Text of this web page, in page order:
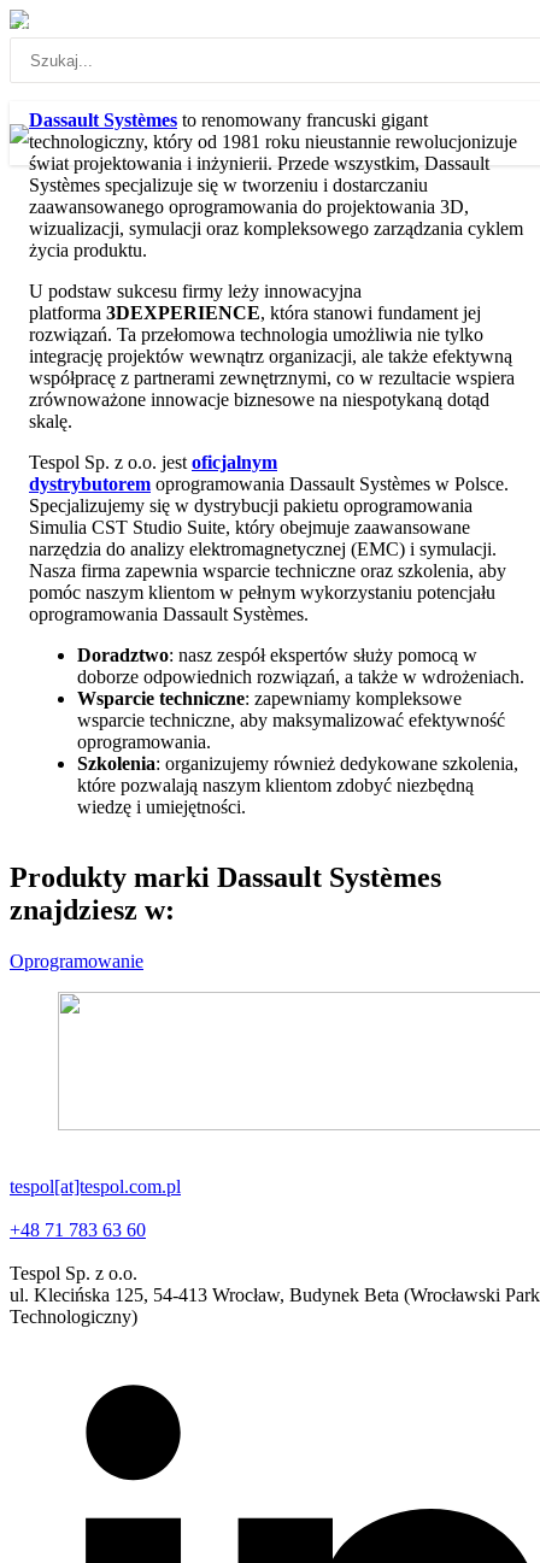
+48 71 783 63 60
Dassault Systèmes
Dassault Systèmes to renomowany francuski gigant
technologiczny, który od 1981 roku nieustannie rewolucjonizuje
świat projektowania i inżynierii. Przede wszystkim, Dassault
Systèmes specjalizuje się w tworzeniu i dostarczaniu
zaawansowanego oprogramowania do projektowania 3D,
wizualizacji, symulacji oraz kompleksowego zarządzania cyklem
życia produktu.
U podstaw sukcesu firmy leży innowacyjna
platforma 3DEXPERIENCE, która stanowi fundament jej
rozwiązań. Ta przełomowa technologia umożliwia nie tylko
integrację projektów wewnątrz organizacji, ale także efektywną
współpracę z partnerami zewnętrznymi, co w rezultacie wspiera
zrównoważone innowacje biznesowe na niespotykaną dotąd
skalę.
Tespol Sp. z o.o. jest oficjalnym
dystrybutorem oprogramowania Dassault Systèmes w Polsce.
Specjalizujemy się w dystrybucji pakietu oprogramowania
Simulia CST Studio Suite, który obejmuje zaawansowane
narzędzia do analizy elektromagnetycznej (EMC) i symulacji.
Nasza firma zapewnia wsparcie techniczne oraz szkolenia, aby
pomóc naszym klientom w pełnym wykorzystaniu potencjału
oprogramowania Dassault Systèmes.
Doradztwo: nasz zespół ekspertów służy pomocą w
doborze odpowiednich rozwiązań, a także w wdrożeniach.
Wsparcie techniczne: zapewniamy kompleksowe
wsparcie techniczne, aby maksymalizować efektywność
oprogramowania.
Szkolenia: organizujemy również dedykowane szkolenia,
które pozwalają naszym klientom zdobyć niezbędną
wiedzę i umiejętności.
Produkty marki Dassault Systèmes
znajdziesz w:
Oprogramowanie
tespol[at]tespol.com.pl
+48 71 783 63 60
Tespol Sp. z o.o.
ul. Klecińska 125, 54-413 Wrocław, Budynek Beta (Wrocławski Park
Technologiczny)